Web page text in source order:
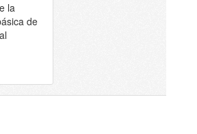
la
de